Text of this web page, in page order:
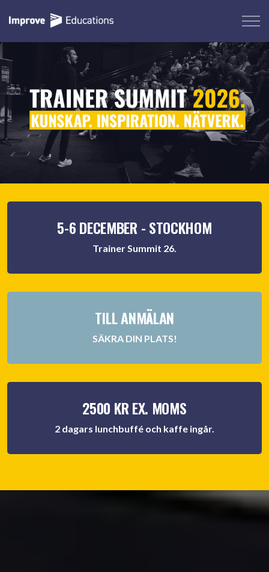
5-6 DECEMBER - STOCKHOM
Trainer Summit 26.
TILL ANMÄLAN
SÄKRA DIN PLATS!
2500 KR EX. MOMS
2 dagars lunchbuffé och kaffe ingår.